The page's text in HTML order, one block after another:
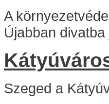
A
Újabban
Szeged a